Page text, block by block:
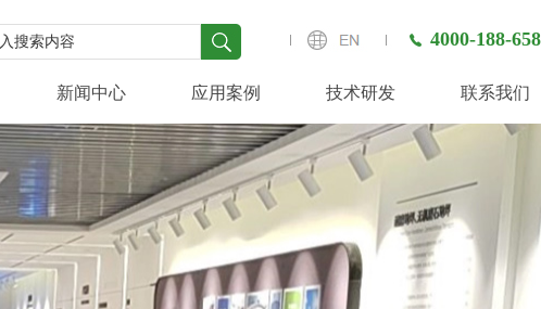
4000-188-658
新闻中心 应用案例 技术研发 联系我们